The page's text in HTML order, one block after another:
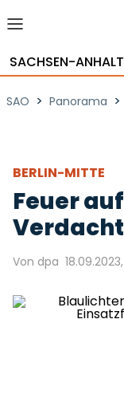
SACHSEN-ANHALT
SAO > Panorama >
BERLIN-MITTE
Feuer
Von dpa